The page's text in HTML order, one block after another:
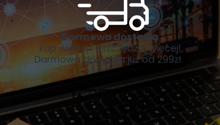
Darmowa dostawa
Kup więcej i oszczędzaj więcej!
Darmowa dostawa już od 299zł.